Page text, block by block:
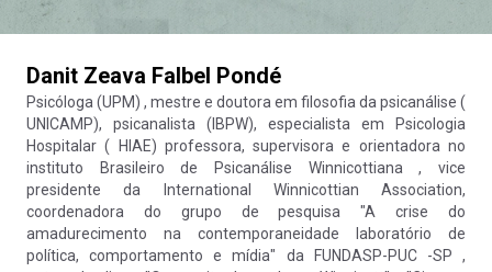
Danit Zeava Falbel Pondé
Psicóloga (UPM) , mestre e doutora em filosofia da psicanálise (
UNICAMP), psicanalista (IBPW), especialista em Psicologia
Hospitalar ( HIAE) professora, supervisora e orientadora no
instituto Brasileiro de Psicanálise Winnicottiana , vice
presidente da International Winnicottian Association,
coordenadora do grupo de pesquisa "A crise do
amadurecimento na contemporaneidade laboratório de
política, comportamento e mídia" da FUNDASP-PUC -SP ,